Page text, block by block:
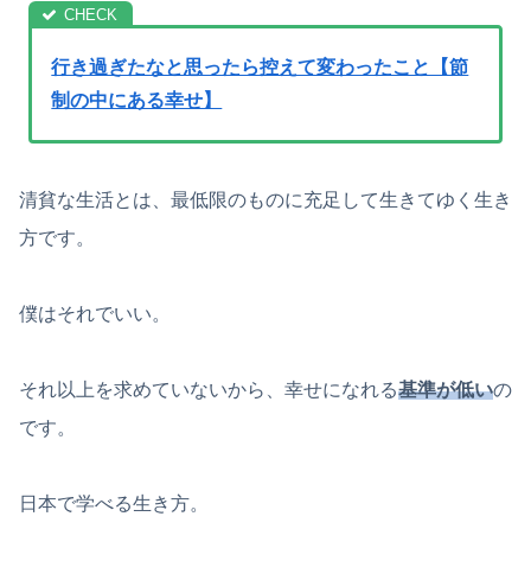
行き過ぎたなと思ったら控えて変わったこと【節
制の中にある幸せ】
清貧な生活とは、最低限のものに充足して生きてゆく生き
方です。
僕はそれでいい。
それ以上を求めていないから、幸せになれる基準が低いの
です。
日本で学べる生き方。